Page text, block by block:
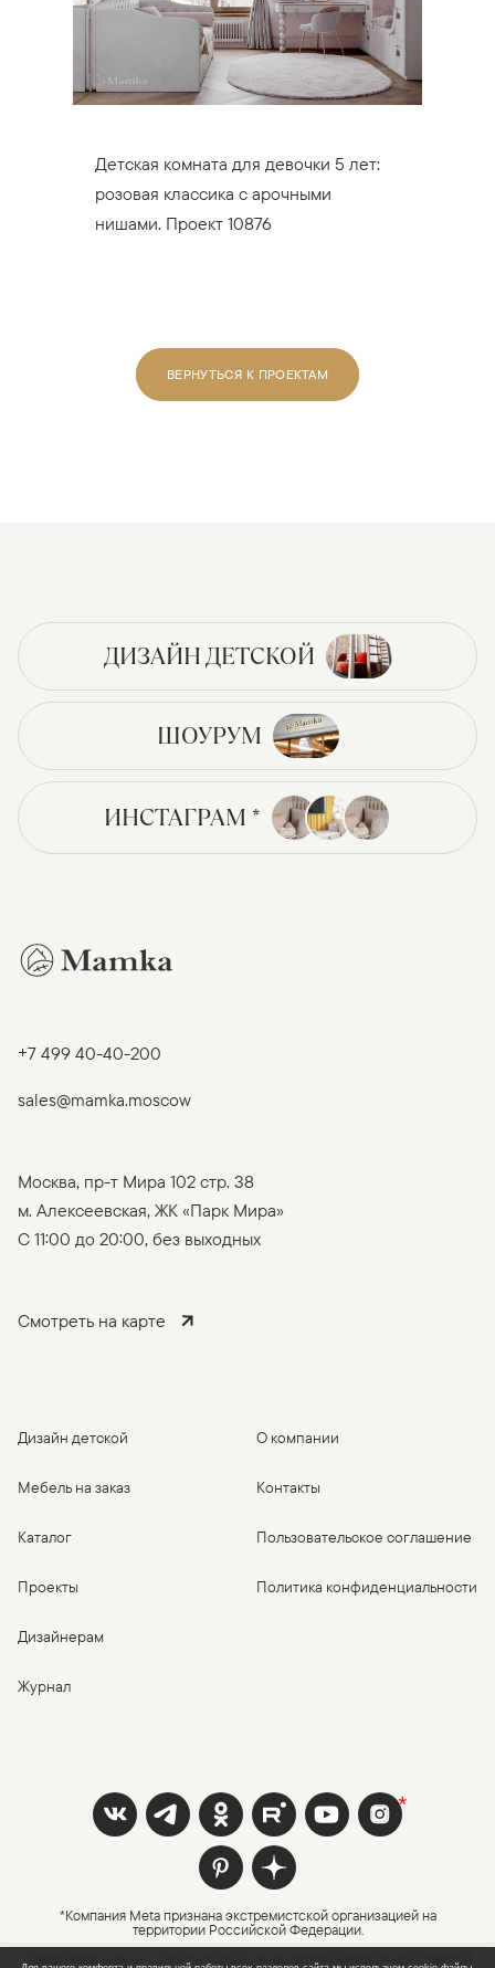
Детская комната для девочки 5 лет:
розовая классика с арочными
нишами. Проект 10876
ВЕРНУТЬСЯ К ПРОЕКТАМ
ДИЗАЙН ДЕТСКОЙ
ШОУРУМ
ИНСТАГРАМ *
+7 499 40-40-200
sales@mamka.moscow
Москва, пр-т Мира 102 стр. 38
м. Алексеевская, ЖК «Парк Мира»
C 11:00 до 20:00, без выходных
Смотреть на карте
Дизайн детской
Мебель на заказ
Каталог
Проекты
Дизайнерам
Журнал
О компании
Контакты
Пользовательское соглашение
Политика конфиденциальности
*Компания Meta признана экстремистской организацией на
территории Российской Федерации.